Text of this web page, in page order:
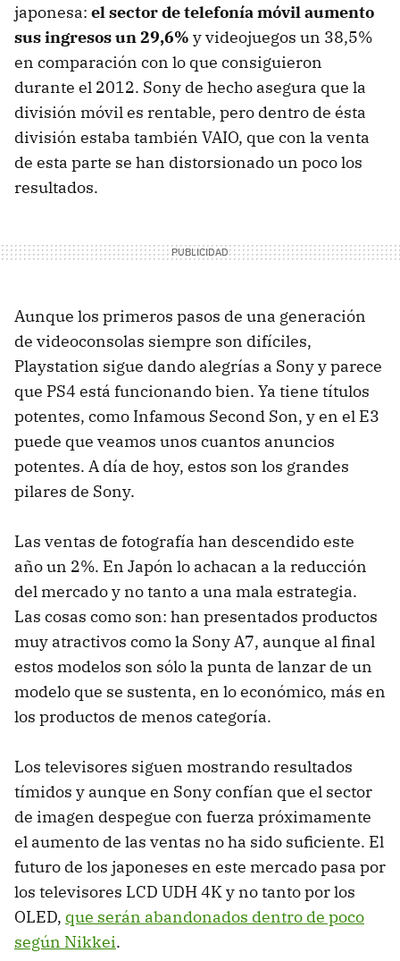
japonesa: el sector de telefonía móvil aumento
sus ingresos un 29,6% y videojuegos un 38,5%
en comparación con lo que consiguieron
durante el 2012. Sony de hecho asegura que la
división móvil es rentable, pero dentro de ésta
división estaba también VAIO, que con la venta
de esta parte se han distorsionado un poco los
resultados.
Aunque los primeros pasos de una generación
de videoconsolas siempre son difíciles,
Playstation sigue dando alegrías a Sony y parece
que PS4 está funcionando bien. Ya tiene títulos
potentes, como Infamous Second Son, y en el E3
puede que veamos unos cuantos anuncios
potentes. A día de hoy, estos son los grandes
pilares de Sony.
Las ventas de fotografía han descendido este
año un 2%. En Japón lo achacan a la reducción
del mercado y no tanto a una mala estrategia.
Las cosas como son: han presentados productos
muy atractivos como la Sony A7, aunque al final
estos modelos son sólo la punta de lanzar de un
modelo que se sustenta, en lo económico, más en
los productos de menos categoría.
Los televisores siguen mostrando resultados
tímidos y aunque en Sony confían que el sector
de imagen despegue con fuerza próximamente
el aumento de las ventas no ha sido suficiente. El
futuro de los japoneses en este mercado pasa por
los televisores LCD UDH 4K y no tanto por los
OLED, que serán abandonados dentro de poco
según Nikkei.